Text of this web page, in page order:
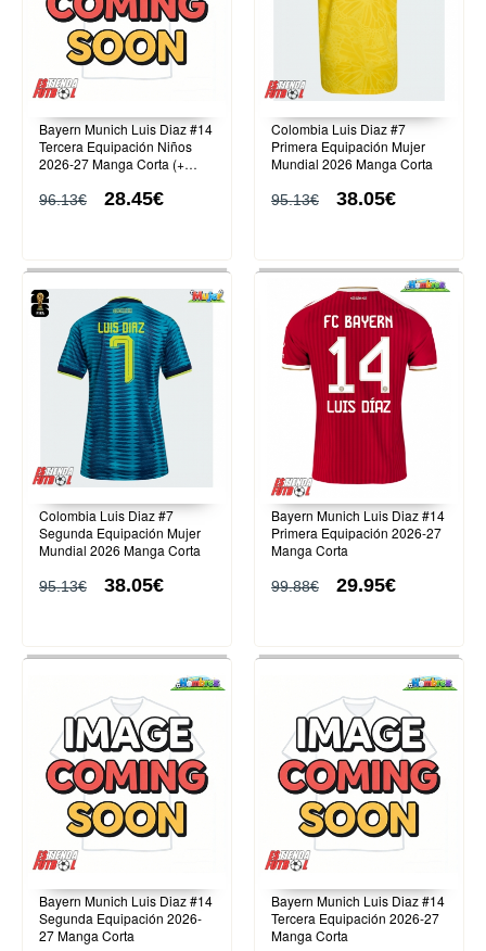
Bayern Munich Luis Diaz #14
Tercera Equipación Niños
2026-27 Manga Corta (+
96.13€ 28.45€
Colombia Luis Diaz #7
Primera Equipación Mujer
Mundial 2026 Manga Corta
95.13€ 38.05€
Colombia Luis Diaz #7
Segunda Equipación Mujer
Mundial 2026 Manga Corta
95.13€ 38.05€
Bayern Munich Luis Diaz #14
Primera Equipación 2026-27
Manga Corta
99.88€ 29.95€
Bayern Munich Luis Diaz #14
Segunda Equipación 2026-
27 Manga Corta
Bayern Munich Luis Diaz #14
Tercera Equipación 2026-27
Manga Corta